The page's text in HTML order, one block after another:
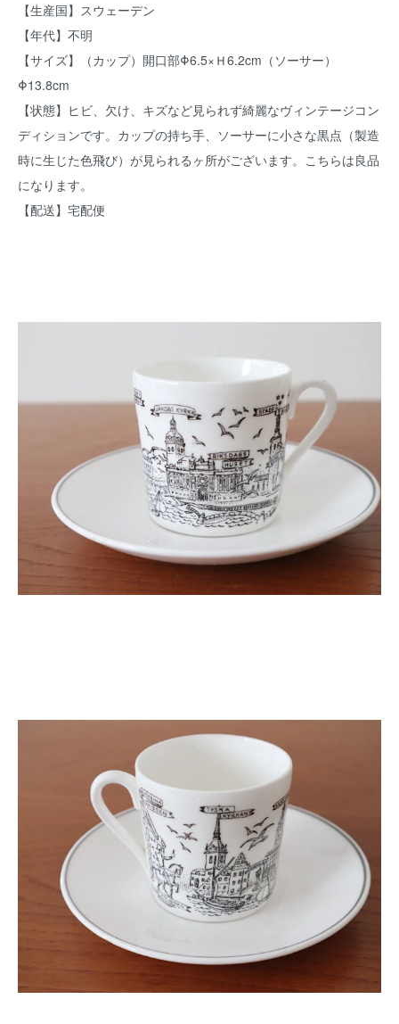
【生産国】スウェーデン
【年代】不明
【サイズ】（カップ）開口部Φ6.5×Ｈ6.2cm（ソーサー）
Φ13.8cm
【状態】ヒビ、欠け、キズなど見られず綺麗なヴィンテージコン
ディションです。カップの持ち手、ソーサーに小さな黒点（製造
時に生じた色飛び）が見られるヶ所がございます。こちらは良品
になります。
【配送】宅配便